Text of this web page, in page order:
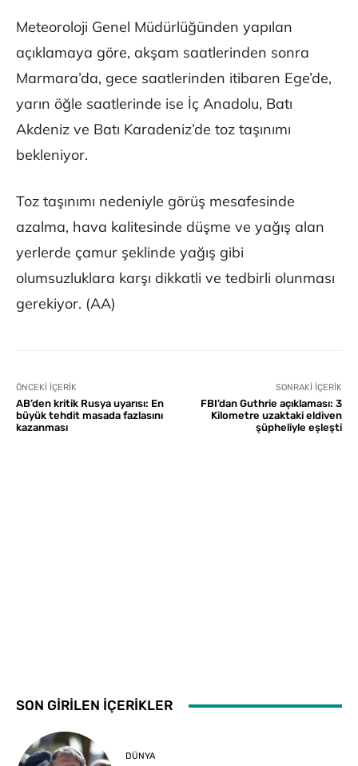
Meteoroloji Genel Müdürlüğünden yapılan
açıklamaya göre, akşam saatlerinden sonra
Marmara’da, gece saatlerinden itibaren Ege’de,
yarın öğle saatlerinde ise İç Anadolu, Batı
Akdeniz ve Batı Karadeniz’de toz taşınımı
bekleniyor.
Toz taşınımı nedeniyle görüş mesafesinde
azalma, hava kalitesinde düşme ve yağış alan
yerlerde çamur şeklinde yağış gibi
olumsuzluklara karşı dikkatli ve tedbirli olunması
gerekiyor. (AA)
ÖNCEKI İÇERIK
AB’den kritik Rusya uyarısı: En
büyük tehdit masada fazlasını
kazanması
SONRAKI İÇERIK
FBI’dan Guthrie açıklaması: 3
Kilometre uzaktaki eldiven
şüpheliyle eşleşti
SON GİRİLEN İÇERİKLER
DÜNYA